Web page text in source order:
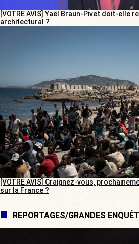
[VOTRE AVIS] Yaël Braun-Pivet doit-elle
architectural ?
[VOTRE AVIS] Craignez-vous,
sur la France ?
REPORTAGES/GRANDES